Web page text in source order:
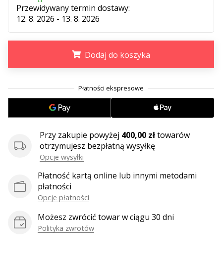
siatkówki,
tak
jak
do
jako
Ambasador
Pokaż
wszystkie
artykuły
Przewidywany termin dostawy:
12. 8. 2026 - 13. 8. 2026
Dodaj do koszyka
Przy zakupie powyżej 400,00 złtowarów
otrzymujesz bezpłatną wysyłkę
Opcje wysyłki
Płatność kartą online lub innymi metodami
płatności
Opcje płatności
Możesz zwrócić towar w ciągu 30 dni
Polityka zwrotów